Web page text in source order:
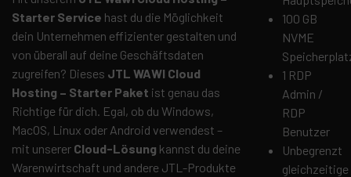
Starter Service hast du die Möglichkeit
dein Unternehmen effizienter gestalten und
von überall auf deine Geschäftsdaten
zugreifen? Dieses JTL WAWI Cloud
Hosting – Starter Paket ist genau das
Richtige für dich. Egal, ob du Windows,
MacOS, Linux oder Android verwendest –
mit unserer Cloud-Lösung kannst du deine
Warenwirtschaft und andere JTL-Produkte
100 GB
NVME
1 RDP
Admin /
RDP
Benutzer
Unbegrenzt
gleichzeitige